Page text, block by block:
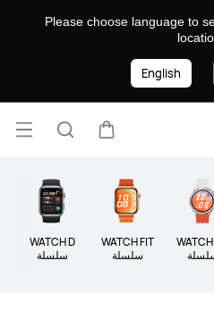
Please choose language to
English
فتح
WATCH FIT
سلسلة
WATCH D
سلسلة